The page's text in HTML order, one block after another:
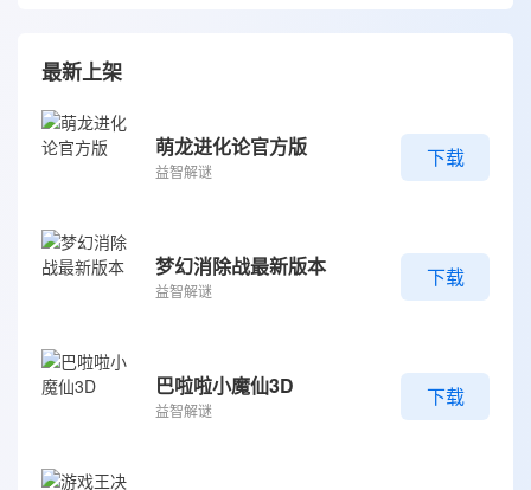
最新上架
萌龙进化论官方版
益智解谜
下载
梦幻消除战最新版本
益智解谜
下载
巴啦啦小魔仙3D
益智解谜
下载